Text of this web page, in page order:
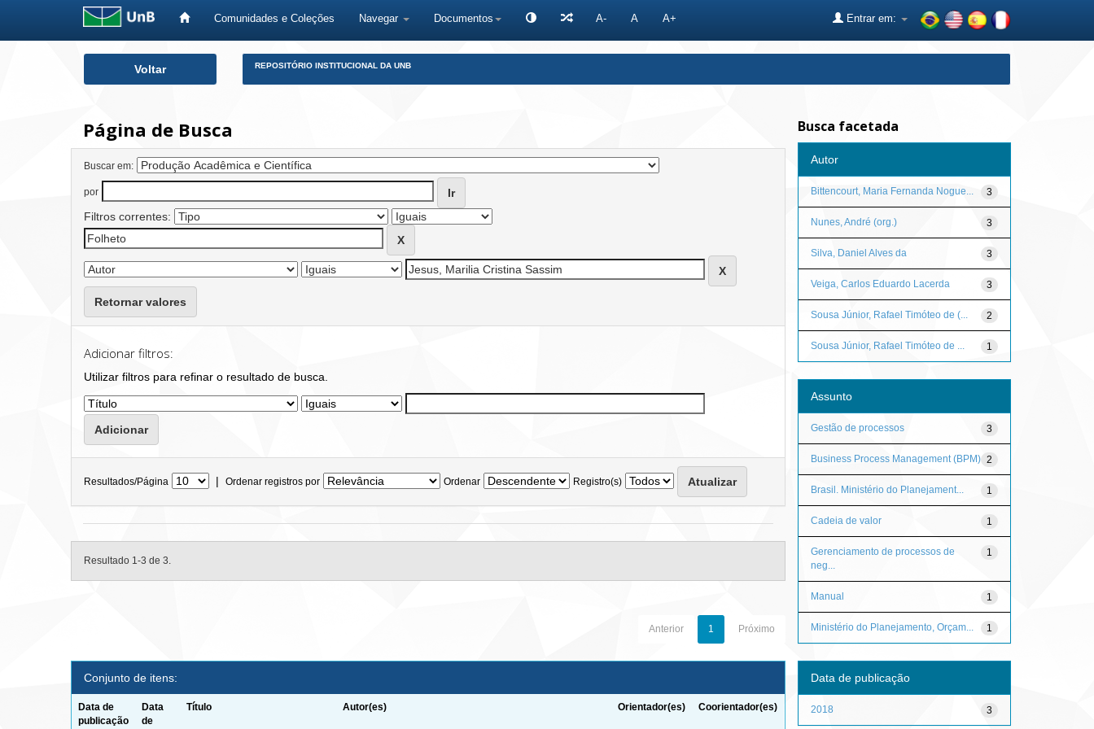
Comunidades e Coleções Navegar Documentos A- A A+ Entrar em:
Voltar REPOSITÓRIO INSTITUCIONAL DA UNB
Página de Busca
Buscar em:
por
Filtros correntes:
Retornar valores
Adicionar filtros:
Utilizar filtros para refinar o resultado de busca.
Resultados/Página | Ordenar registros por Ordenar Registro(s)
Resultado 1-3 de 3.
Anterior 1 Próximo
Conjunto de itens:
Data de
publicação
Data
de
Título Autor(es) Orientador(es) Coorientador(es)
Busca facetada
Autor
3
Bittencourt, Maria Fernanda Nogue...
3
Nunes, André (org.)
3
Silva, Daniel Alves da
3
Veiga, Carlos Eduardo Lacerda
2
Sousa Júnior, Rafael Timóteo de (...
1
Sousa Júnior, Rafael Timóteo de ...
Assunto
3
Gestão de processos
2
Business Process Management (BPM)
1
Brasil. Ministério do Planejament...
1
Cadeia de valor
1
Gerenciamento de processos de
neg...
1
Manual
1
Ministério do Planejamento, Orçam...
Data de publicação
3
2018